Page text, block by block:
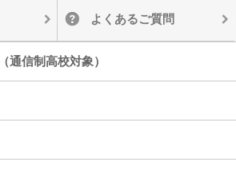
よくあるご質問
通信制高校対象）